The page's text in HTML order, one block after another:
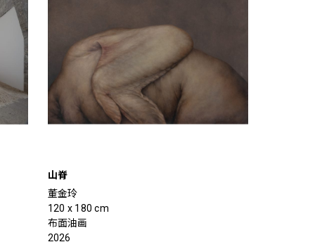
山脊
董金玲
120 x 180 cm
布面油画
2026